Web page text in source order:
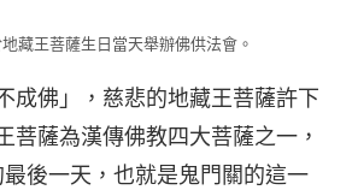
藏王菩薩生日當天舉辦佛供法會。
成佛」，慈悲的地藏王菩薩許下
菩薩為漢傳佛教四大菩薩之一，
後一天，也就是鬼門關的這一